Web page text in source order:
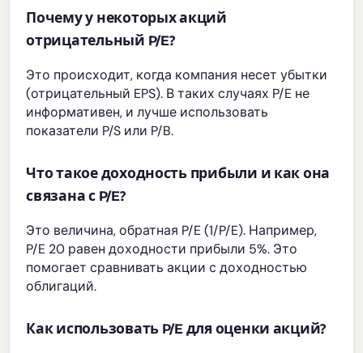
Почему у некоторых акций
отрицательный P/E?
Это происходит, когда компания несет убытки
(отрицательный EPS). В таких случаях P/E не
информативен, и лучше использовать
показатели P/S или P/B.
Что такое доходность прибыли и как она
связана с P/E?
Это величина, обратная P/E (1/P/E). Например,
P/E 20 равен доходности прибыли 5%. Это
помогает сравнивать акции с доходностью
облигаций.
Как использовать P/E для оценки акций?